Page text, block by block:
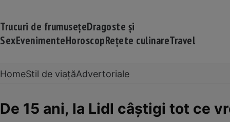
Trucuri de frumusețeDragoste și
SexEvenimenteHoroscopRețete culinareTravel
HomeStil de viațăAdvertoriale
De 15 ani, la Lidl câștigi tot ce